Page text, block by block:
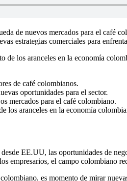
de nuevos mercados para el café
estrategias comerciales para
los aranceles en la economía
de café colombianos.
oportunidades para el sector.
mercados para el café colombiano.
los aranceles en la economía
EE.UU, las oportunidades de
empresarios, el campo colombiano
es momento de mirar